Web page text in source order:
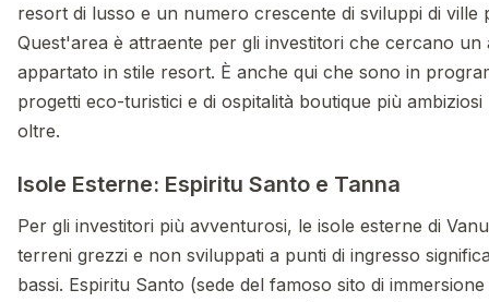
resort di lusso e un numero crescente di sviluppi di ville
Quest'area è attraente per gli investitori che cercano un
appartato in stile resort. È anche qui che sono in
progetti eco-turistici e di ospitalità boutique più
oltre.
Isole Esterne: Espiritu Santo e Tanna
Per gli investitori più avventurosi, le isole esterne di
terreni grezzi e non sviluppati a punti di ingresso
bassi. Espiritu Santo (sede del famoso sito di